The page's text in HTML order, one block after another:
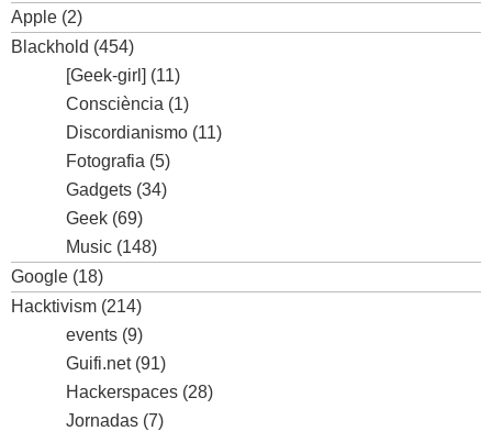
Apple (2)
Blackhold (454)
[Geek-girl] (11)
Consciència (1)
Discordianismo (11)
Fotografia (5)
Gadgets (34)
Geek (69)
Music (148)
Google (18)
Hacktivism (214)
events (9)
Guifi.net(91)
Hackerspaces (28)
Jornadas (7)